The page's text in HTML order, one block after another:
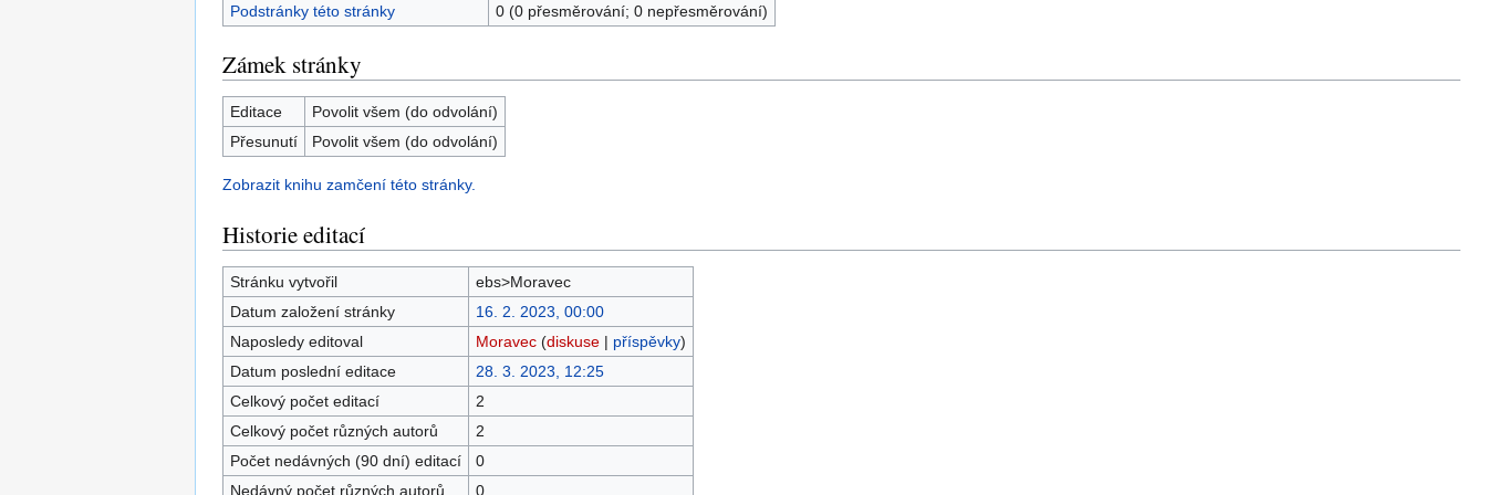
Podstránky této stránky 0 (0 přesměrování; 0 nepřesměrování)
Zámek stránky
Editace
Povolit všem (do odvolání)
Přesunutí
Povolit všem (do odvolání)
Zobrazit knihu zamčení této stránky.
Historie editací
Stránku vytvořil
ebs>Moravec
Datum založení stránky
16. 2. 2023, 00:00
Naposledy editoval
Moravec (diskuse| příspěvky)
Datum poslední editace
28. 3. 2023, 12:25
Celkový počet editací
2
Celkový počet různých autorů
2
Počet nedávných (90 dní) editací
0
Nedávný počet různých autorů
0